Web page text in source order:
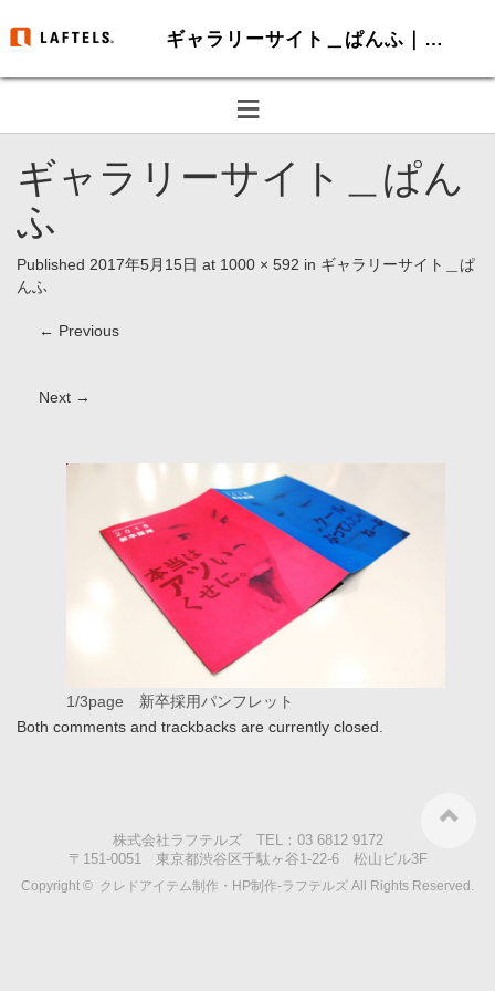
ギャラリーサイト＿ぱんふ｜クレドアイテム制作・HP制作-ラフテルズ
≡
ギャラリーサイト＿ぱん
ふ
Published 2017年5月15日 at 1000 × 592 in ギャラリーサイト＿ぱ
んふ
← Previous
Next →
1/3page 新卒採用パンフレット
Both comments and trackbacks are currently closed.
株式会社ラフテルズ TEL：03 6812 9172
〒151-0051 東京都渋谷区千駄ヶ谷1-22-6 松山ビル3F
Copyright © クレドアイテム制作・HP制作-ラフテルズ All Rights Reserved.